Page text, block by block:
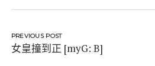
PREVIOUS POST
女皇撞到正 [myG: B]